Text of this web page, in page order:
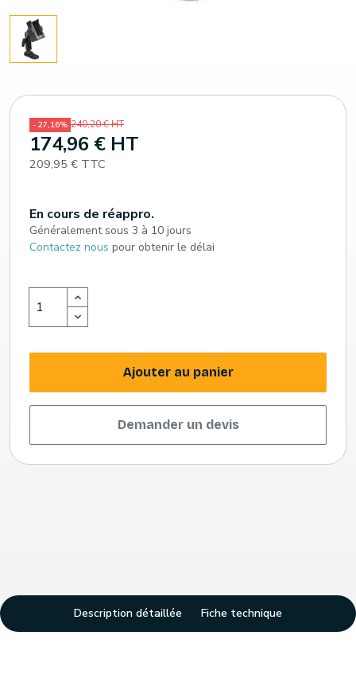
- 27,16% 240,20 € HT
174,96 € HT
209,95 € TTC
En cours de réappro.
Généralement sous 3 à 10 jours
Contactez nous pour obtenir le délai
Ajouter au panier
Demander un devis
Description détaillée Fiche technique